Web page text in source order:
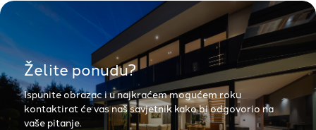
Želite ponudu?
Ispunite obrazac i u najkraćem mogućem roku
kontaktirat će vas naš savjetnik kako bi odgovorio na
vaše pitanje.